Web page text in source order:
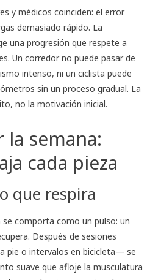
y médicos coinciden: el error
demasiado rápido. La
una progresión que respete a
Un corredor no puede pasar de
intenso, ni un ciclista puede
sin un proceso gradual. La
no la motivación inicial.
la semana:
cada pieza
que respira
se comporta como un pulso: un
Después de sesiones
pie o intervalos en bicicleta— se
suave que afloje la musculatura